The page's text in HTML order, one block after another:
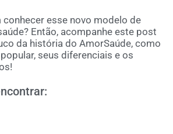
conhecer esse novo modelo de
Então, acompanhe este post
da história do AmorSaúde, como
seus diferenciais e os